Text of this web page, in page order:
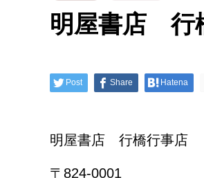
明屋書店 行
Post Share Hatena
明屋書店 行橋行事店
〒824-0001